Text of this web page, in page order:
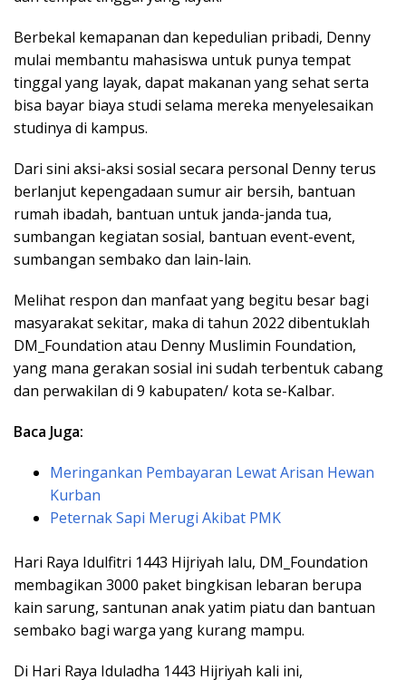
Berbekal kemapanan dan kepedulian pribadi, Denny
mulai membantu mahasiswa untuk punya tempat
tinggal yang layak, dapat makanan yang sehat serta
bisa bayar biaya studi selama mereka menyelesaikan
studinya di kampus.
Dari sini aksi-aksi sosial secara personal Denny terus
berlanjut kepengadaan sumur air bersih, bantuan
rumah ibadah, bantuan untuk janda-janda tua,
sumbangan kegiatan sosial, bantuan event-event,
sumbangan sembako dan lain-lain.
Melihat respon dan manfaat yang begitu besar bagi
masyarakat sekitar, maka di tahun 2022 dibentuklah
DM_Foundation atau Denny Muslimin Foundation,
yang mana gerakan sosial ini sudah terbentuk cabang
dan perwakilan di 9 kabupaten/ kota se-Kalbar.
Baca Juga:
Meringankan Pembayaran Lewat Arisan Hewan
Kurban
Peternak Sapi Merugi Akibat PMK
Hari Raya Idulfitri 1443 Hijriyah lalu, DM_Foundation
membagikan 3000 paket bingkisan lebaran berupa
kain sarung, santunan anak yatim piatu dan bantuan
sembako bagi warga yang kurang mampu.
Di Hari Raya Iduladha 1443 Hijriyah kali ini,